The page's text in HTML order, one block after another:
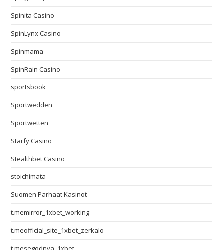
Spinita Casino
SpinLynx Casino
Spinmama
SpinRain Casino
sportsbook
Sportwedden
Sportwetten
Starfy Casino
Stealthbet Casino
stoichimata
Suomen Parhaat Kasinot
t.memirror_1xbet_working
t.meofficial_site_1xbet_zerkalo
t.mesegodnya_1xbet